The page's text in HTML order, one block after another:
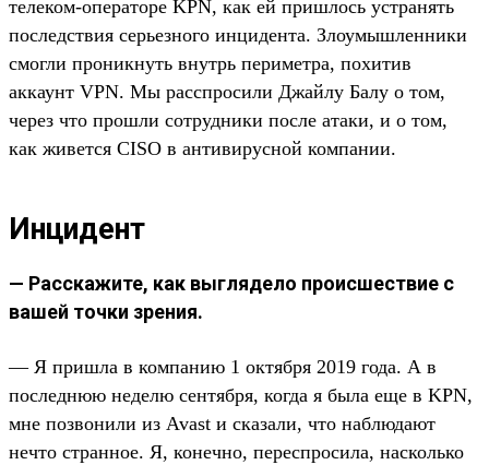
телеком-операторе KPN, как ей пришлось устранять
последствия серьезного инцидента. Злоумышленники
смогли проникнуть внутрь периметра, похитив
аккаунт VPN. Мы расспросили Джайлу Балу о том,
через что прошли сотрудники после атаки, и о том,
как живется CISO в антивирусной компании.
Инцидент
— Расскажите, как выглядело происшествие с
вашей точки зрения.
— Я пришла в компанию 1 октября 2019 года. А в
последнюю неделю сентября, когда я была еще в KPN,
мне позвонили из Avast и сказали, что наблюдают
нечто странное. Я, конечно, переспросила, насколько